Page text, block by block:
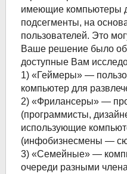
имеющие компьютеры
подсегменты, на
пользователей. Это
Ваше решение было
доступные Вам
1) «Геймеры» —
компьютер для
2) «Фрилансеры» —
(программисты,
использующие
(инфобизнесмены —
3) «Семейные» —
очереди разными